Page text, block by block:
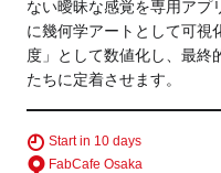
Mexico City
ない曖昧な感覚を専用アプ
に幾何学アートとして可視
度」として数値化し、最終
たちに定着させます。
Start in 10 days
FabCafe Osaka